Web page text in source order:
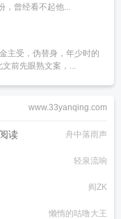
，曾经看不起他...
主受，伪替身，年少时的
前先眼熟文案，...
www.33yanqing.com
读 舟中落雨声
轻泉流响
阎ZK
懒惰的咕噜大王